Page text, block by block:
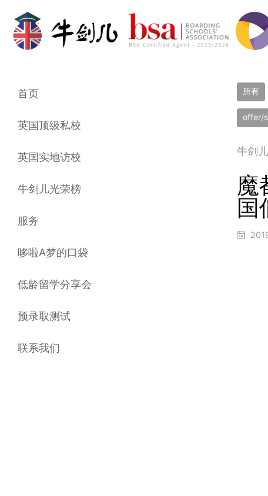
首页
英国顶级私校
英国实地访校
牛剑儿光荣榜
服务
哆啦A梦的口袋
低龄留学分享会
预录取测试
联系我们
所有
offer/
牛剑
魔
国